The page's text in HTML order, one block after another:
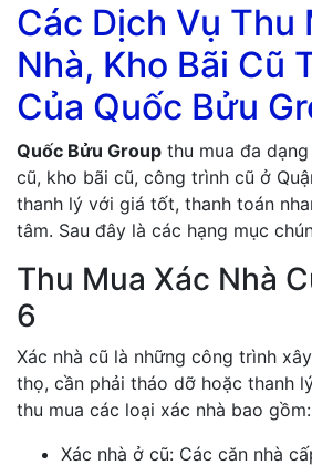
Các Dịch Vụ Thu
Nhà, Kho Bãi Cũ
Của Quốc Bửu
Quốc Bửu Group thu mua đa
cũ, kho bãi cũ, công trình cũ ở
thanh lý với giá tốt, thanh toán
tâm. Sau đây là các hạng mục
Thu Mua Xác Nhà
6
Xác nhà cũ là những công trình
thọ, cần phải tháo dỡ hoặc thanh
thu mua các loại xác nhà bao gồm:
Xác nhà ở cũ: Các căn nhà